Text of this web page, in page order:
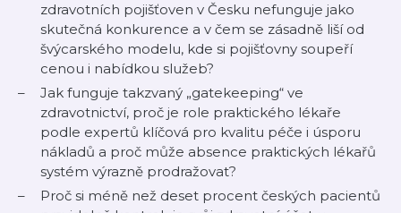
zdravotních pojišťoven v Česku nefunguje jako
skutečná konkurence a v čem se zásadně liší od
švýcarského modelu, kde si pojišťovny soupeří
cenou i nabídkou služeb?
Jak funguje takzvaný „gatekeeping“ ve
zdravotnictví, proč je role praktického lékaře
podle expertů klíčová pro kvalitu péče i úsporu
nákladů a proč může absence praktických lékařů
systém výrazně prodražovat?
Proč si méně než deset procent českých pacientů